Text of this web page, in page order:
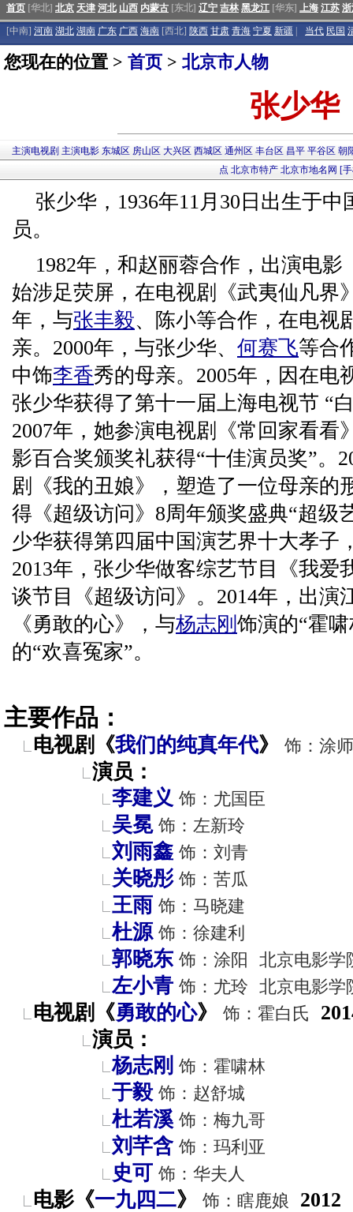
首页 [华北] 北京 天津 河北 山西 内蒙古 [东北] 辽宁 吉林 黑龙江 [华东] 上海 江苏
[中南] 河南 湖北 湖南 广东 广西 海南 [西北] 陕西 甘肃 青海 宁夏 新疆 当代 民国
您现在的位置 > 首页 > 北京市人物
张少华
主演电视剧 主演电影 东城区 房山区 大兴区 西城区 通州区 丰台区 昌平 平谷区 朝
点 北京市特产 北京市地名网 [
张少华，1936年11月30日出生于
员。
1982年，和赵丽蓉合作，出演电影
始涉足荧屏，在电视剧《武夷仙凡界
年，与张丰毅、陈小等合作，在电视
亲。2000年，与张少华、 何赛飞等合
中饰李香秀的母亲。2005年，因在电
张少华获得了第十一届上海电视节 “
2007年，她参演电视剧《常回家看看
影百合奖颁奖礼获得“十佳演员奖”。
剧《我的丑娘》，塑造了一位母亲的
得《超级访问》8周年颁奖盛典“超级
少华获得第四届中国演艺界十大孝子
2013年，张少华做客综艺节目《我爱
谈节目《超级访问》。2014年，出演
《勇敢的心》，与杨志刚 饰演的“霍
的“欢喜冤家”。
主要作品：
电视剧《我们的纯真年代》 饰：涂
演员：
李建义 饰：尤国臣
吴冕 饰：左新玲
刘雨鑫 饰：刘青
关晓彤 饰：苦瓜
王雨 饰：马晓建
杜源 饰：徐建利
郭晓东 饰：涂阳 北京电影学
左小青 饰：尤玲 北京电影学
电视剧《勇敢的心》 饰：霍白氏
演员：
杨志刚 饰：霍啸林
于毅 饰：赵舒城
杜若溪 饰：梅九哥
刘芊含 饰：玛利亚
史可 饰：华夫人
电影《一九四二》 饰：瞎鹿娘
2012